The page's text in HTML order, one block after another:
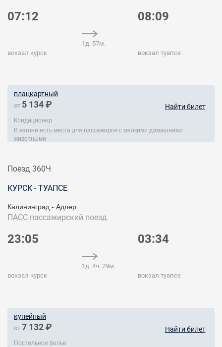
07:12
вокзал курск
1д. 57м.
08:09
вокзал туапсе
плацкартный
от 5 134 ₽ Найти билет
Кондиционер
В вагоне есть места для пассажиров с мелкими домашними
животными
Поезд 360Ч
КУРСК - ТУАПСЕ
Калининград - Адлер
ПАСС пассажирский поезд
23:05
вокзал курск
1д. 4ч. 29м.
03:34
вокзал туапсе
купейный
от 7 132 ₽ Найти билет
Постельное белье